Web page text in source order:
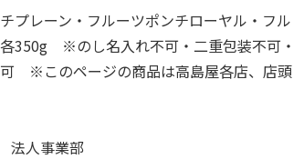
プレーン・フルーツポンチローヤル・フル
350g ※のし名入れ不可・二重包装不可・
※このページの商品は高島屋各店、店頭
法人事業部